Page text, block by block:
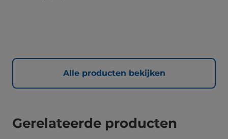
Alle producten bekijken
Gerelateerde producten